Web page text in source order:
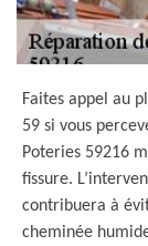
Faites appel au
59 si vous
Poteries 59216
fissure.
contribuera à
cheminée